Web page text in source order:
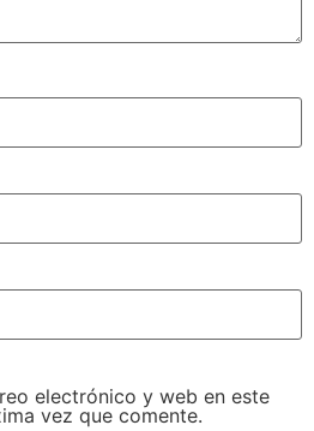
electrónico y web en este
vez que comente.